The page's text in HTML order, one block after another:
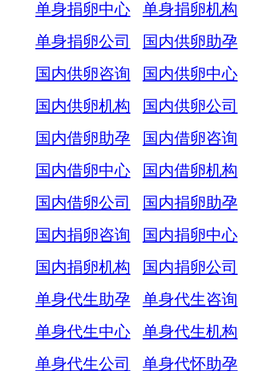
单身捐卵中心
单身捐卵机构
单身捐卵公司
国内供卵助孕
国内供卵咨询
国内供卵中心
国内供卵机构
国内供卵公司
国内借卵助孕
国内借卵咨询
国内借卵中心
国内借卵机构
国内借卵公司
国内捐卵助孕
国内捐卵咨询
国内捐卵中心
国内捐卵机构
国内捐卵公司
单身代生助孕
单身代生咨询
单身代生中心
单身代生机构
单身代生公司
单身代怀助孕